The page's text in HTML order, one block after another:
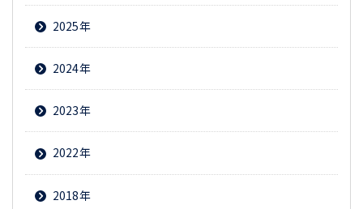
2025
2024
2023
2022
2018